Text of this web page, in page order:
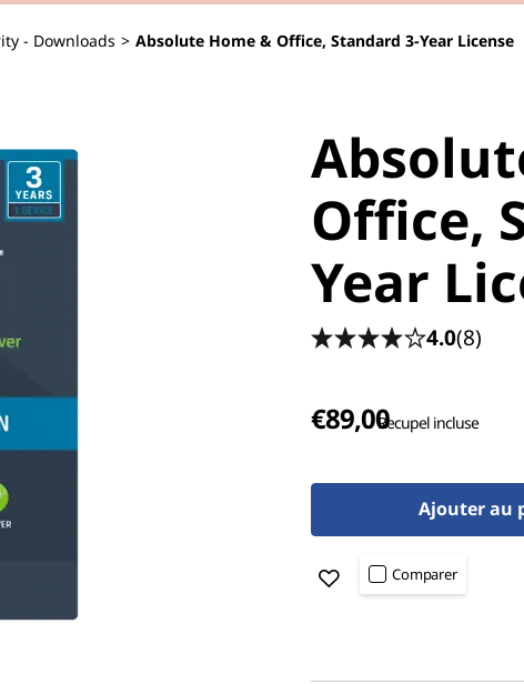
- Downloads > Absolute Home & Office, Standard 3-Year License
Office,
Year
4.0(8)
€89,00Recupel incluse
Ajouter au
Comparer